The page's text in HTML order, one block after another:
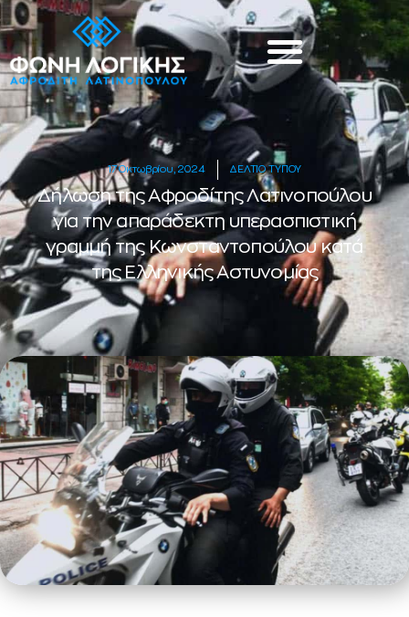
17 Οκτωβρίου, 2024 ΔΕΛΤΙΟ ΤΥΠΟΥ
Δήλωση της Αφροδίτης Λατινοπούλου
για την απαράδεκτη υπερασπιστική
γραμμή της Κωνσταντοπούλου κατά
της Ελληνικής Aστυνομίας